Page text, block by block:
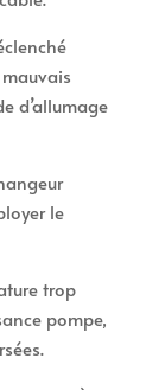
d’allumage
le
trop
pompe,